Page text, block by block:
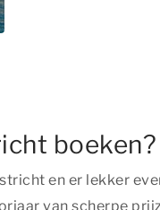
boeken?
en er lekker
van scherpe